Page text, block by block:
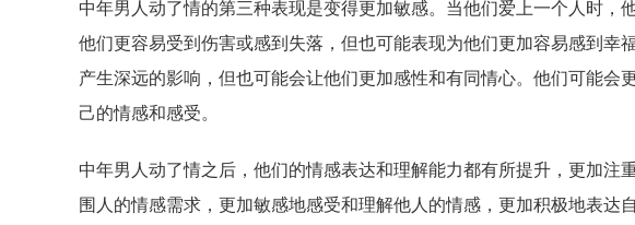
中年男人动了情的第三种表现是变得更加敏感。当他们爱上一个人时，
他们更容易受到伤害或感到失落，但也可能表现为他们更加容易感到幸
产生深远的影响，但也可能会让他们更加感性和有同情心。他们可能会
己的情感和感受。
中年男人动了情之后，他们的情感表达和理解能力都有所提升，更加注
围人的情感需求，更加敏感地感受和理解他人的情感，更加积极地表达